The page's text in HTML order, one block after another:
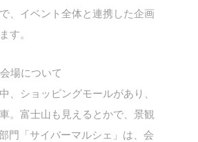
、イベント全体と連携した企画
す。
場について
、ショッピングモールがあり、
。富士山も見えるとかで、景観
門「サイバーマルシェ」は、会